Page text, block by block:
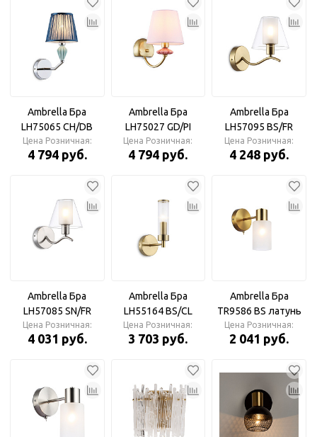
Ambrella Бра
LH75065 CH/DB
хром/темно синий
E14 max 40W
Цена Розничная:
4 794 руб.
Ambrella Бра
LH75027 GD/PI
золото/розовый
E14 max 40W
Цена Розничная:
4 794 руб.
Ambrella Бра
LH57095 BS/FR
латунь/белый
матовый E14 max
Цена Розничная:
4 248 руб.
Ambrella Бра
LH57085 SN/FR
никель/белый
матовый E14 max
Цена Розничная:
4 031 руб.
Ambrella Бра
LH55164 BS/CL
латунь/прозрачный
E14 max 40W
Цена Розничная:
3 703 руб.
Ambrella Бра
TR9586 BS латунь
E14 max 40W
Цена Розничная:
2 041 руб.